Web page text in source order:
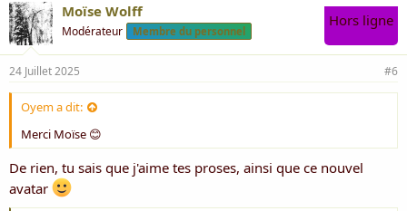
Moïse Wolff
Modérateur Membre du personnel
Hors ligne
24 Juillet 2025 #6
Oyem a dit:
Merci Moïse 😊
De rien, tu sais que j'aime tes proses, ainsi que ce nouvel
avatar